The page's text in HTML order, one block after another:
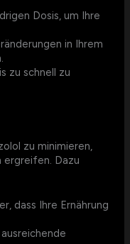
Dosis, um Ihre
in Ihrem
zu schnell zu
zu minimieren,
ergreifen. Dazu
dass Ihre Ernährung